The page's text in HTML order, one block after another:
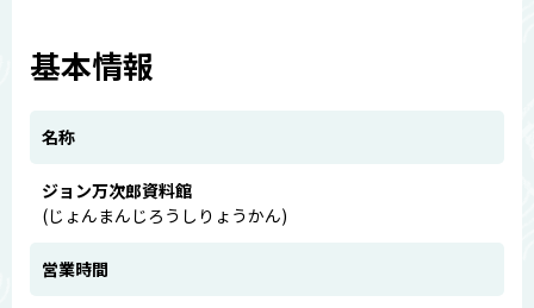
基本情報
名称
ジョン万次郎資料館
(じょんまんじろうしりょうかん)
営業時間